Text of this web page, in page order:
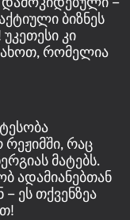
ბიზნეს
კი
რომელია
რაც
მატებს.
ადამიანებთან
ეს თქვენზეა